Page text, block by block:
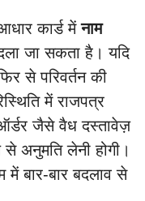
कार्ड मेंनाम
जा सकता है। यदि
से परिवर्तन की
में राजपत्र
जैसे वैध दस्तावेज़
अनुमति लेनी होगी।
में बार-बार बदलाव से